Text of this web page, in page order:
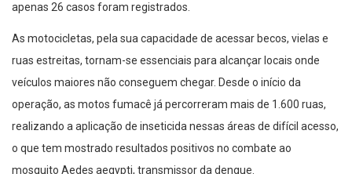
apenas 26 casos foram registrados.
As motocicletas, pela sua capacidade de acessar becos, vielas e
ruas estreitas, tornam-se essenciais para alcançar locais onde
veículos maiores não conseguem chegar. Desde o início da
operação, as motos fumacê já percorreram mais de 1.600 ruas,
realizando a aplicação de inseticida nessas áreas de difícil acesso,
o que tem mostrado resultados positivos no combate ao
mosquito Aedes aegypti, transmissor da dengue.